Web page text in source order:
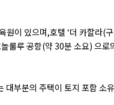
원이 있으며,호텔 ‘더 카할라(
룰루 공항(약 30분 소요) 으로
부분의 주택이 토지 포함 소